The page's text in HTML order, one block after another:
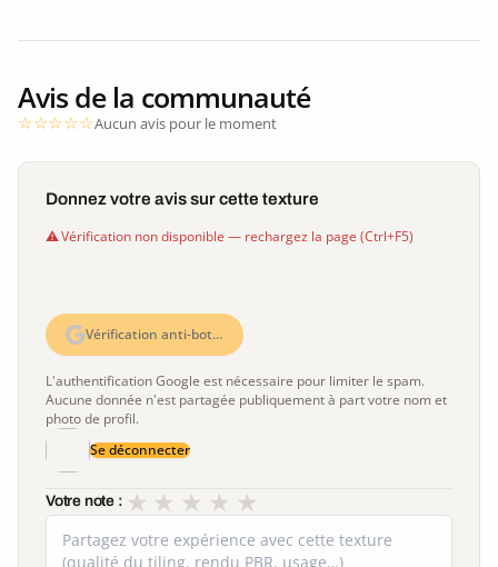
Avis de la communauté
Aucun avis pour le moment
Donnez votre avis sur cette texture
Vérification non disponible — rechargez la page (Ctrl+F5)
Vérification anti-bot…
L'authentification Google est nécessaire pour limiter le spam.
Aucune donnée n'est partagée publiquement à part votre nom et
photo de profil.
Se déconnecter
Votre note : ★
★
★
★
★